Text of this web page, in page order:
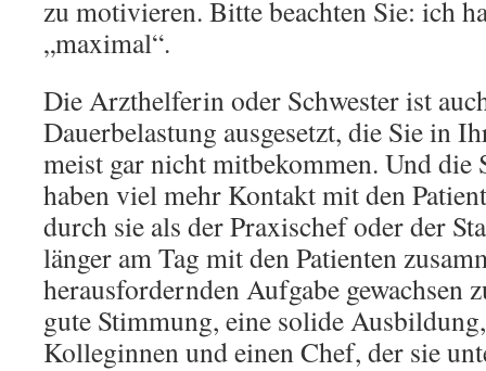
zu motivieren. Bitte beachten Sie: ich
„maximal“.
Die Arzthelferin oder Schwester ist
Dauerbelastung ausgesetzt, die Sie in
meist gar nicht mitbekommen. Und die
haben viel mehr Kontakt mit den
durch sie als der Praxischef oder der
länger am Tag mit den Patienten
herausfordernden Aufgabe gewachsen
gute Stimmung, eine solide
Kolleginnen und einen Chef, der sie